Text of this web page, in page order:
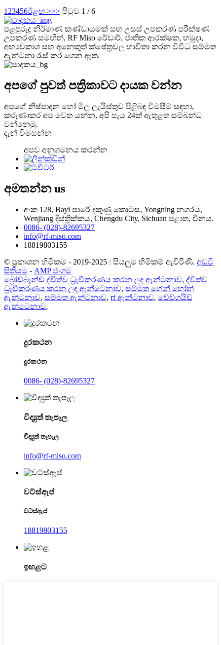
1 23456ඊළඟ >>> පිටුව 1 / 6
පළපුරුදු නිර්මාණ කණ්ඩායමක් සහ උසස් උපකරණ පරීක්ෂණ
උපකරණ සමඟින්, RF Miso රේඩාර්, ජාතික ආරක්ෂක, හමුදා,
අභ්‍යවකාශ සහ අනෙකුත් ක්ෂේත්‍රවල භාවිතා කරන විවිධ සම්මත
ඇන්ටනා රැස් කර ගෙන ඇත.
අපගේ පුවත් පත්‍රිකාවට දායක වන්න
අපගේ නිෂ්පාදන හෝ මිල ලැයිස්තුව පිළිබඳ විමසීම් සඳහා,
කරුණාකර අප වෙත යන්න, අපි පැය 24ක් ඇතුළත සම්බන්ධ
වන්නෙමු.
දැන් විමසන්න
අපව අනුගමනය කරන්න
අමතන්නus
අංක 128, Bayi පාරේ දකුණු කොටස, Yongning නගරය,
Wenjiang දිස්ත්‍රික්කය, Chengdu City, Sichuan පළාත, චීනය.
0086- (028)-82695327
info@rf-miso.com
18819803155
© ප්‍රකාශන හිමිකම - 2019-2025 : සියලුම හිමිකම් ඇවිරිණි. අඩවි
සිතියම - AMP ජංගම
බ්‍රෝඩ්බෑන්ඩ් ද්විත්ව ධ්‍රැවීකරණය කරන ලද ඇන්ටනාව, ද්විත්ව
ධ්‍රැවීකරණය කරන ලද ඇන්ටෙනාව, සම්මත ගේන් හෝන්
ඇන්ටනාව, සම්මත ඇන්ටනාව, rf ඇන්ටනාව, වේව්ගයිඩ්
ඇන්ටෙනාව,
දුරකථන
දුරකථන
0086- (028)-82695327
විද්‍යුත් තැපෑල
විද්‍යුත් තැපෑල
info@rf-miso.com
වට්ස්ඇප්
වට්ස්ඇප්
18819803155
ඉහළට